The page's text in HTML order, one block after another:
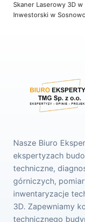
Skaner Laserowy 3D
Inwestorski w
Nasze Biuro
ekspertyzach
techniczne,
górniczych,
inwentaryzacje
3D. Zapewniamy
technicznego